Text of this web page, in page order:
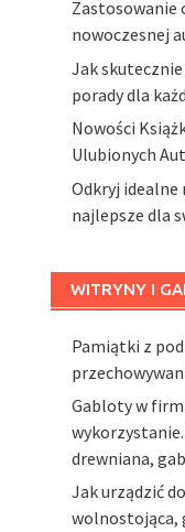
Zastosowanie
nowoczesnej
Jak
porady dla
Nowości
Ulubionych
Odkryj idealne
najlepsze dla
WITRYNY I
Pamiątki z
Gabloty w
drewniana,
Jak urządzić
wolnostojąca,